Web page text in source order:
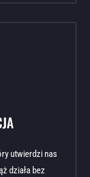
utwierdzi nas
działa bez